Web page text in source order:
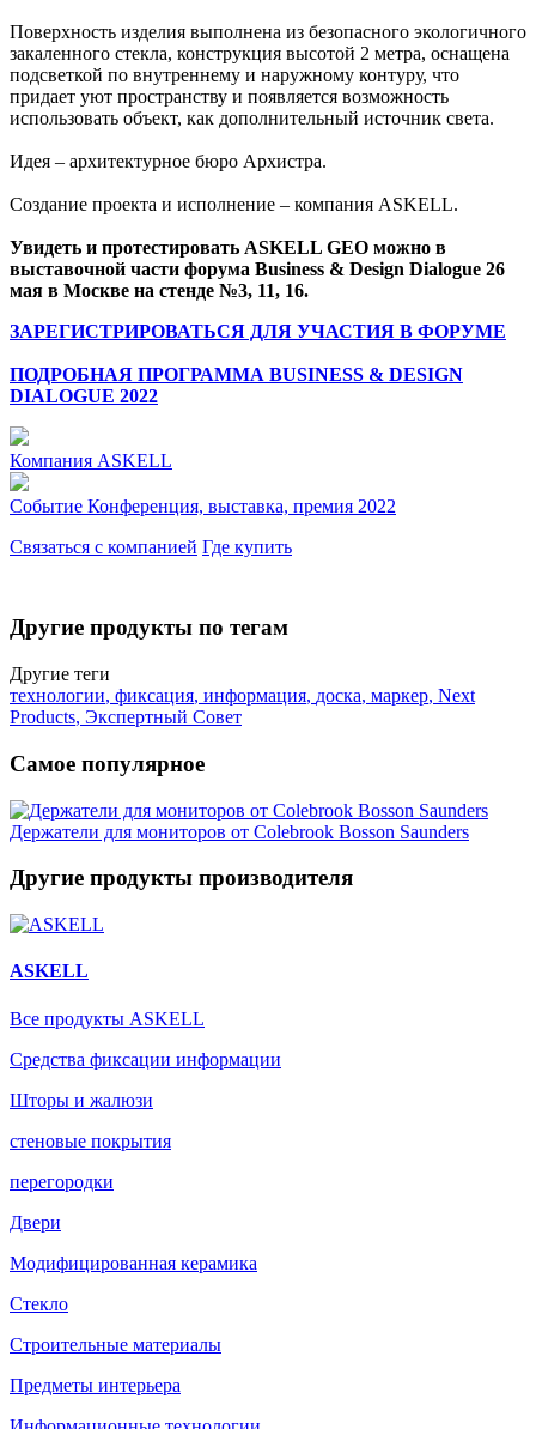
Поверхность изделия выполнена из безопасного экологичного
закаленного стекла, конструкция высотой 2 метра, оснащена
подсветкой по внутреннему и наружному контуру, что
придает уют пространству и появляется возможность
использовать объект, как дополнительный источник света.
Идея – архитектурное бюро Архистра.
Создание проекта и исполнение – компания ASKELL.
Увидеть и протестировать ASKELL GEO можно в
выставочной части форума Business & Design Dialogue 26
мая в Москве на стенде №3, 11, 16.
ЗАРЕГИСТРИРОВАТЬСЯ ДЛЯ УЧАСТИЯ В ФОРУМЕ
ПОДРОБНАЯ ПРОГРАММА BUSINESS & DESIGN
DIALOGUE 2022
Компания ASKELL
Событие Конференция, выставка, премия 2022
Связаться с компанией Где купить
Другие продукты по тегам
Другие теги
технологии, фиксация, информация, доска, маркер, Next
Products, Экспертный Совет
Самое популярное
Держатели для мониторов от Colebrook Bosson Saunders
Другие продукты производителя
ASKELL
Все продукты ASKELL
Средства фиксации информации
Шторы и жалюзи
стеновые покрытия
перегородки
Двери
Модифицированная керамика
Стекло
Строительные материалы
Предметы интерьера